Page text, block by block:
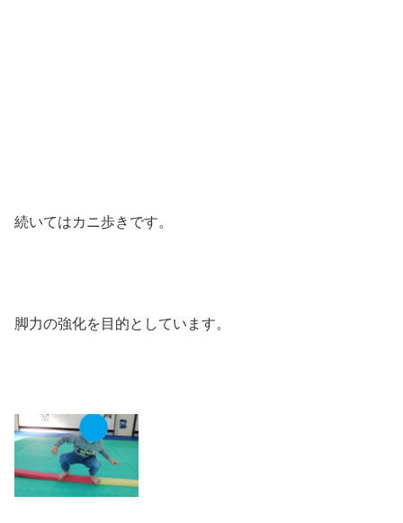
続いてはカニ歩きです。
脚力の強化を目的としています。